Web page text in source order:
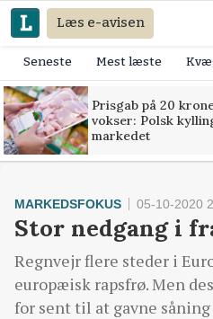
Læs e-avisen
Seneste Mest læste
Prisgab på 20
vokser: Polsk
markedet
MARKEDSFOKUS 05-10-2020
Stor nedgang i
Regnvejr flere steder i
europæisk rapsfrø. Men
for sent til at gavne